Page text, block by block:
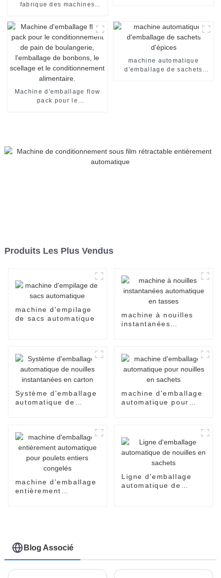
fabrique des machines
alimentaires.
Machine d'emballage flow
pack pour le
machine automatique
d'emballage de sachets
Produits Les Plus Vendus
machine d'empilage
de sacs automatique
machine à nouilles
instantanées
Système d'emballage
automatique de
machine d'emballage
automatique pour
machine d'emballage
entièrement
Ligne d'emballage
automatique de
Blog Associé